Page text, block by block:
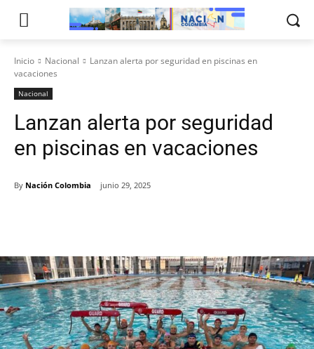
Inicio Nacional
Lanzan alerta por seguridad en piscinas en
vacaciones
Nacional
Lanzan alerta por seguridad
en piscinas en vacaciones
By Nación Colombia junio 29, 2025